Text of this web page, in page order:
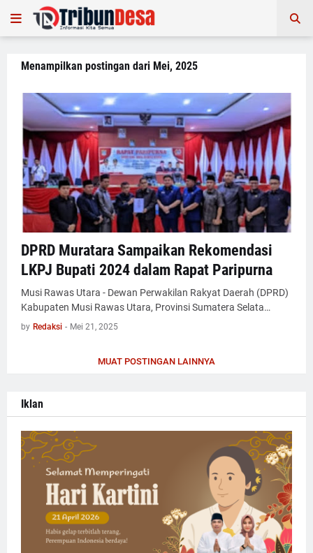
Menampilkan postingan dari Mei, 2025
DPRD Muratara Sampaikan Rekomendasi
LKPJ Bupati 2024 dalam Rapat Paripurna
Musi Rawas Utara - Dewan Perwakilan Rakyat Daerah (DPRD)
Kabupaten Musi Rawas Utara, Provinsi Sumatera Selata…
by Redaksi - Mei 21, 2025
MUAT POSTINGAN LAINNYA
Iklan